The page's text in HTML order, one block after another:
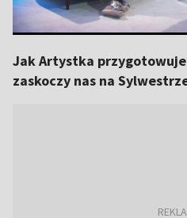
Jak Artystka
zaskoczy nas na